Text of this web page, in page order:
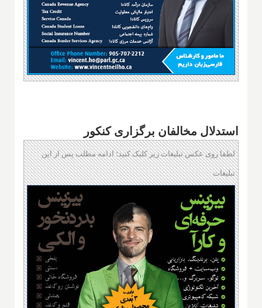
استدلال مخالفان برگزاری کنکور
لطفا روی عکس تبلیغات زیر کلیک کنید؛ ادامه مطلب پس از این
تبلیغات